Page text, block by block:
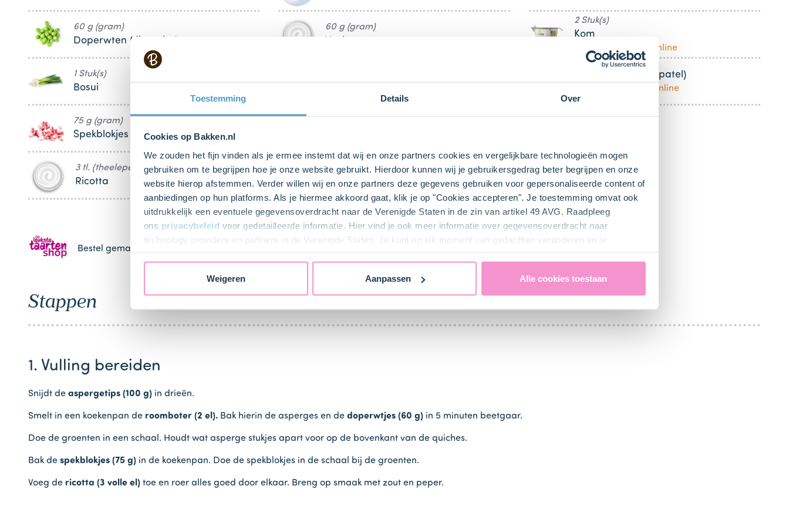
Toestemming Details Over
Cookies op Bakken.nl
We zouden het fijn vinden als je ermee instemt dat wij en onze partners cookies en vergelijkbare technologieën mogen
gebruiken om te begrijpen hoe je onze website gebruikt. Hierdoor kunnen wij je gebruikersgedrag beter begrijpen en onze
website hierop afstemmen. Verder willen wij en onze partners deze gegevens gebruiken voor gepersonaliseerde content of
aanbiedingen op hun platforms. Als je hiermee akkoord gaat, klik je op "Cookies accepteren". Je toestemming omvat ook
uitdrukkelijk een eventuele gegevensoverdracht naar de Verenigde Staten in de zin van artikel 49 AVG. Raadpleeg
ons privacybeleid voor gedetailleerde informatie. Hier vind je ook meer informatie over gegevensoverdracht naar
technology providers en partners in de Verenigde Staten. Je kunt op elk moment van gedachten veranderen en je
Weigeren Aanpassen Alle cookies toestaan
60 g (gram)
Doperwten (diepvries)
1 Stuk(s)
Bosui
75 g (gram)
Spekblokjes
3 tl. (theelepels)
Ricotta
60 g (gram)
Peper & zout
2 Stuk(s)
Kom
Bestel dit product online
Pannenlikker (of spatel)
Bestel dit product online
Bestel gemakkelijk en snel je bakproducten bij ons zusje
Stappen
1. Vulling bereiden
Snijdt de aspergetips (100 g) in drieën.
Smelt in een koekenpan de roomboter (2 el). Bak hierin de asperges en de doperwtjes (60 g) in 5 minuten beetgaar.
Doe de groenten in een schaal. Houdt wat asperge stukjes apart voor op de bovenkant van de quiches.
Bak de spekblokjes (75 g) in de koekenpan. Doe de spekblokjes in de schaal bij de groenten.
Voeg de ricotta (3 volle el) toe en roer alles goed door elkaar. Breng op smaak met zout en peper.